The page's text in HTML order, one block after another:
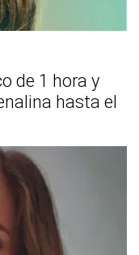
de 1 hora y
hasta el